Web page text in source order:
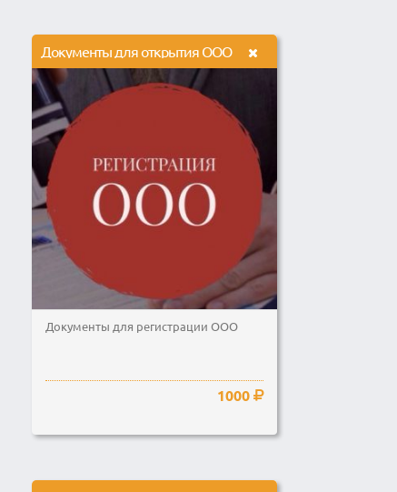
Документы для открытия ООО
Документы для регистрации ООО
1000